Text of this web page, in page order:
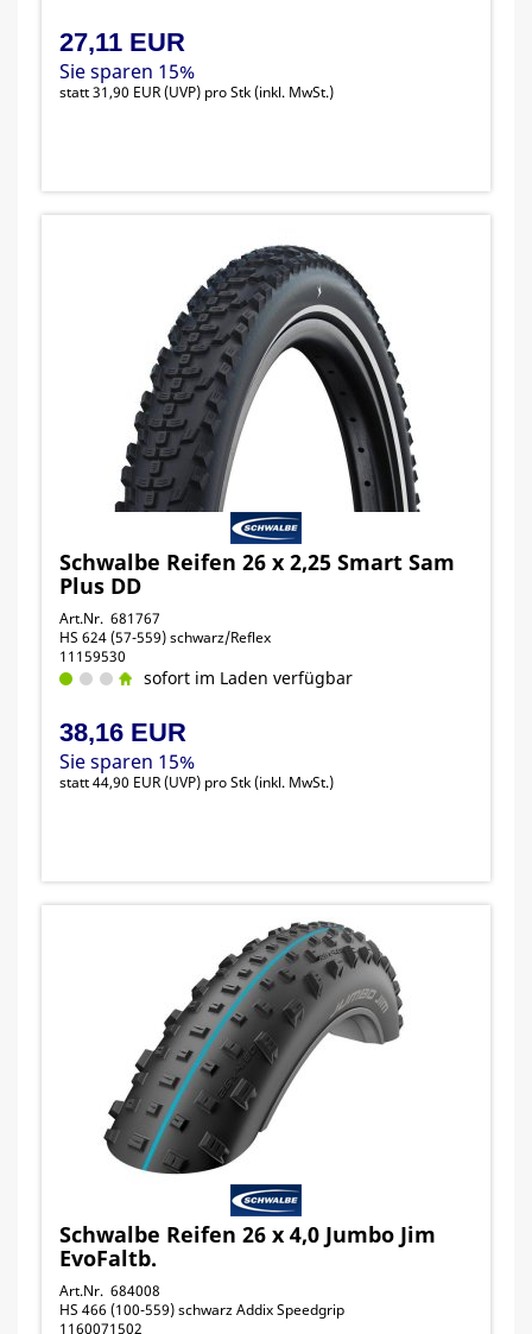
27,11 EUR
Sie sparen 15%
statt31,90 EUR(UVP) pro Stk (inkl. MwSt.)
Schwalbe Reifen 26 x 2,25 Smart Sam
Plus DD
Art.Nr. 681767
HS 624 (57-559) schwarz/Reflex
11159530
sofort im Laden verfügbar
38,16 EUR
Sie sparen 15%
statt44,90 EUR(UVP) pro Stk (inkl. MwSt.)
Schwalbe Reifen 26 x 4,0 Jumbo Jim
EvoFaltb.
Art.Nr. 684008
HS 466 (100-559) schwarz Addix Speedgrip
1160071502